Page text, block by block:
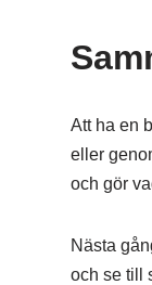
Att ha en
eller
och gör
Nästa
och se till